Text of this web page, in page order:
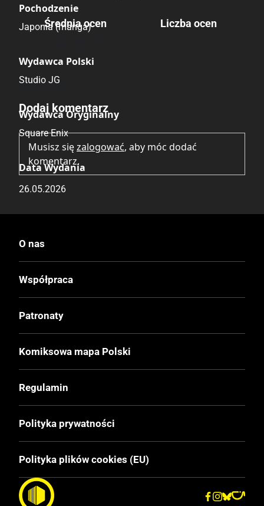
Pochodzenie
Japonia (manga)
Wydawca Polski
Studio JG
Wydawca Oryginalny
Square Enix
Data Wydania
26.05.2026
I
Druk
Czerń / Biel
Miękka z obwolutą
Format
240
Cena Okładkowa
Średnia ocen Liczba ocen
Brak opinii.
Dodaj komentarz
Musisz sięzalogować, aby móc dodać
komentarz.
O nas
Współpraca
Patronaty
Komiksowa mapa Polski
Regulamin
Polityka prywatności
Polityka plików cookies (EU)